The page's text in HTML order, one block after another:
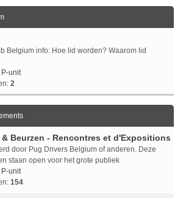
Belgium info: Hoe lid worden? Waarom lid
P-unit
2
Beurzen - Rencontres et d'Expositions
door Pug Drivers Belgium of anderen. Deze
staan open voor het grote publiek
P-unit
154